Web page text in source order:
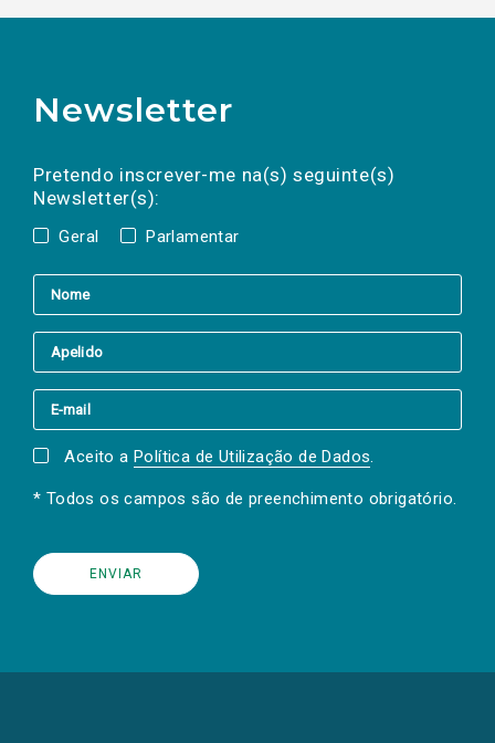
Newsletter
Pretendo inscrever-me na(s) seguinte(s)
Newsletter(s):
Geral Parlamentar
a(s) newsletter(s).
mail
Aceito a Política de Utilização de Dados.
* Todos os campos são de preenchimento obrigatório.